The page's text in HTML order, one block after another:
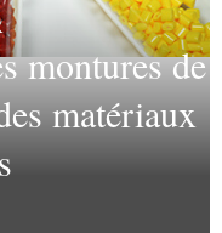
montures de
matériaux